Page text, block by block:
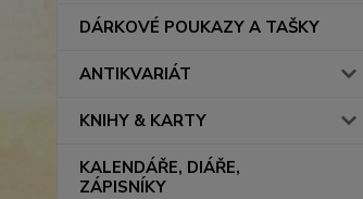
DÁRKOVÉ POUKAZY A TAŠKY
ANTIKVARIÁT
KNIHY & KARTY
KALENDÁŘE, DIÁŘE,
ZÁPISNÍKY